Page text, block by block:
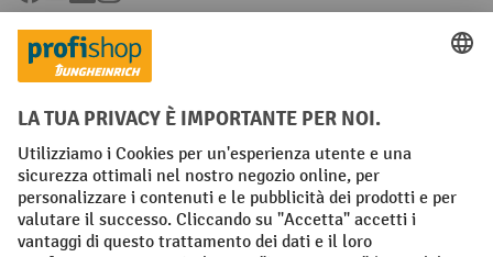
Condizioni Generali di Vendita
Dichiarazione di protezione dei dati Impronta
Impostazioni sulla privacy
All prices excl. VAT plusshipping costsand possible delivery charges,